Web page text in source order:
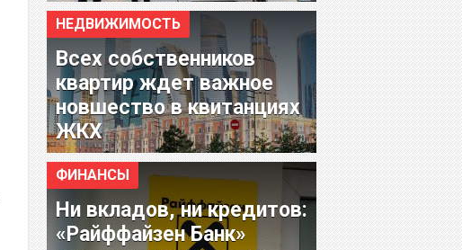
НЕДВИЖИМОСТЬ
Всех собственников
квартир ждет важное
новшество в квитанциях
ЖКХ
ФИНАНСЫ
Ни вкладов, ни кредитов:
«Райффайзен Банк»